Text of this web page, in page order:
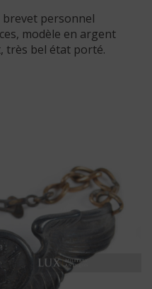
brevet personnel
modèle en argent
très bel état porté.